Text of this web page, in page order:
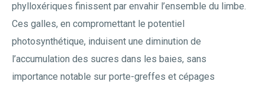
phylloxériques finissent par envahir l’ensemble du limbe.
Ces galles, en compromettant le potentiel
photosynthétique, induisent une diminution de
l’accumulation des sucres dans les baies, sans
importance notable sur porte-greffes et cépages